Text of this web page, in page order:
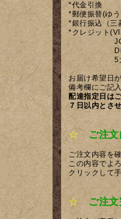
*代金引換
*郵便振替(ゆ
*銀行振込（三
*クレジット
JCB、
Diners
5大クレ
お届け希望日
備考欄にご記
配達指定日は
７日以内とさ
☆ ご注
ご注文内容を
この内容でよ
クリックして
☆ ご注